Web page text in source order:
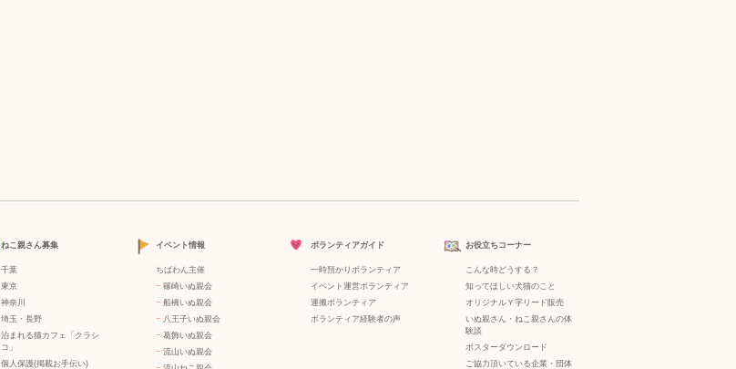
ねこ親さん募集
千葉
東京
神奈川
埼玉・長野
泊まれる猫カフェ「クラシ
コ」
個人保護(掲載お手伝い)
イベント情報
ちばわん主催
− 篠崎いぬ親会
− 船橋いぬ親会
− 八王子いぬ親会
− 葛飾いぬ親会
− 流山いぬ親会
ボランティアガイド
一時預かりボランティア
イベント運営ボランティア
運搬ボランティア
ボランティア経験者の声
お役立ちコーナー
こんな時どうする？
知ってほしい犬猫のこと
オリジナルＹ字リード販売
いぬ親さん・ねこ親さんの体
験談
ポスターダウンロード
ご協力頂いている企業・団体